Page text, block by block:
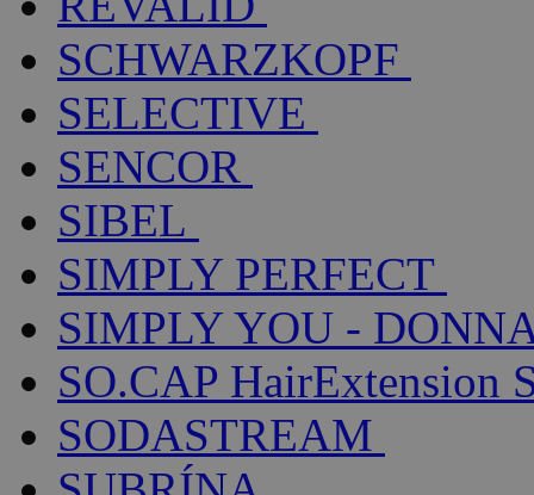
SCHWARZKOPF
SELECTIVE
SENCOR
SIBEL
SIMPLY PERFECT
SIMPLY YOU -
SO.CAP HairExtension
SODASTREAM